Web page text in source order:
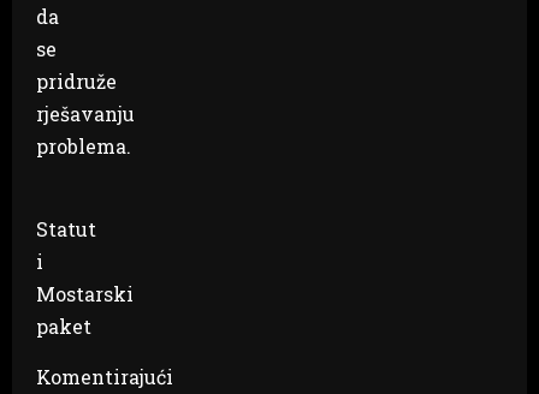
da
se
pridruže
rješavanju
problema.
Statut
i
Mostarski
paket
Komentirajući